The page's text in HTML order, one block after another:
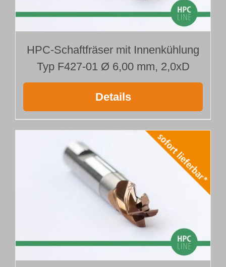
HPC-Schaftfräser mit Innenkühlung
Typ F427-01 Ø 6,00 mm, 2,0xD
Details